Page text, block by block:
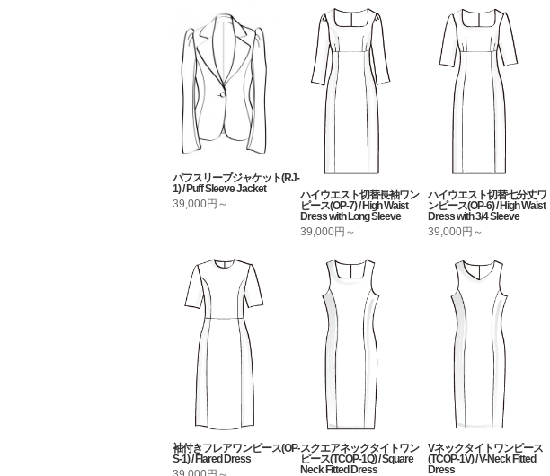
パフスリーブジャケット(RJ-
1) / Puff Sleeve Jacket
39,000円～
ハイウエスト切替長袖ワン
ピース(OP-7) / High Waist
Dress with Long Sleeve
39,000円～
ハイウエスト切替七分丈ワ
ンピース(OP-6) / High Waist
Dress with 3/4 Sleeve
39,000円～
袖付きフレアワンピース(OP-
S-1) / Flared Dress
スクエアネックタイトワン
ピース(TCOP-1Q) / Square
Neck Fitted Dress
Vネックタイトワンピース
(TCOP-1V) / V-Neck Fitted
Dress